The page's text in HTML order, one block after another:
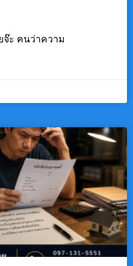
จ๊ะ ฅนว่าความ